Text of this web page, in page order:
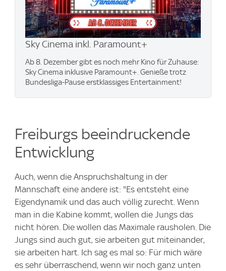
Sky Cinema inkl. Paramount+
Ab 8. Dezember gibt es noch mehr Kino für Zuhause:
Sky Cinema inklusive Paramount+. Genieße trotz
Bundesliga-Pause erstklassiges Entertainment!
Freiburgs beeindruckende
Entwicklung
Auch, wenn die Anspruchshaltung in der
Mannschaft eine andere ist: "Es entsteht eine
Eigendynamik und das auch völlig zurecht. Wenn
man in die Kabine kommt, wollen die Jungs das
nicht hören. Die wollen das Maximale rausholen. Die
Jungs sind auch gut, sie arbeiten gut miteinander,
sie arbeiten hart. Ich sag es mal so: Für mich wäre
es sehr überraschend, wenn wir noch ganz unten